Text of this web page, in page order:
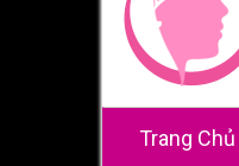
Trang Chủ